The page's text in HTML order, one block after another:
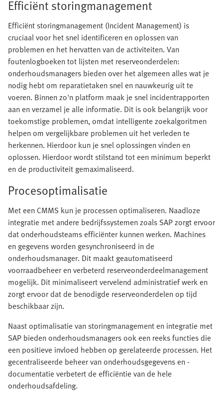
Efficiënt storingmanagement
Efficiënt storingmanagement (Incident Management) is
cruciaal voor het snel identificeren en oplossen van
problemen en het hervatten van de activiteiten. Van
foutenlogboeken tot lijsten met reserveonderdelen:
onderhoudsmanagers bieden over het algemeen alles wat je
nodig hebt om reparatietaken snel en nauwkeurig uit te
voeren. Binnen zo'n platform maak je snel incidentrapporten
aan en verzamel je alle informatie. Dit is ook belangrijk voor
toekomstige problemen, omdat intelligente zoekalgoritmen
helpen om vergelijkbare problemen uit het verleden te
herkennen. Hierdoor kun je snel oplossingen vinden en
oplossen. Hierdoor wordt stilstand tot een minimum beperkt
en de productiviteit gemaximaliseerd.
Procesoptimalisatie
Met een CMMS kun je processen optimaliseren. Naadloze
integratie met andere bedrijfssystemen zoals SAP zorgt ervoor
dat onderhoudsteams efficiënter kunnen werken. Machines
en gegevens worden gesynchroniseerd in de
onderhoudsmanager. Dit maakt geautomatiseerd
voorraadbeheer en verbeterd reserveonderdeelmanagement
mogelijk. Dit minimaliseert vervelend administratief werk en
zorgt ervoor dat de benodigde reserveonderdelen op tijd
beschikbaar zijn.
Naast optimalisatie van storingmanagement en integratie met
SAP bieden onderhoudsmanagers ook een reeks functies die
een positieve invloed hebben op gerelateerde processen. Het
gecentraliseerde beheer van onderhoudsgegevens en -
documentatie verbetert de efficiëntie van de hele
onderhoudsafdeling.